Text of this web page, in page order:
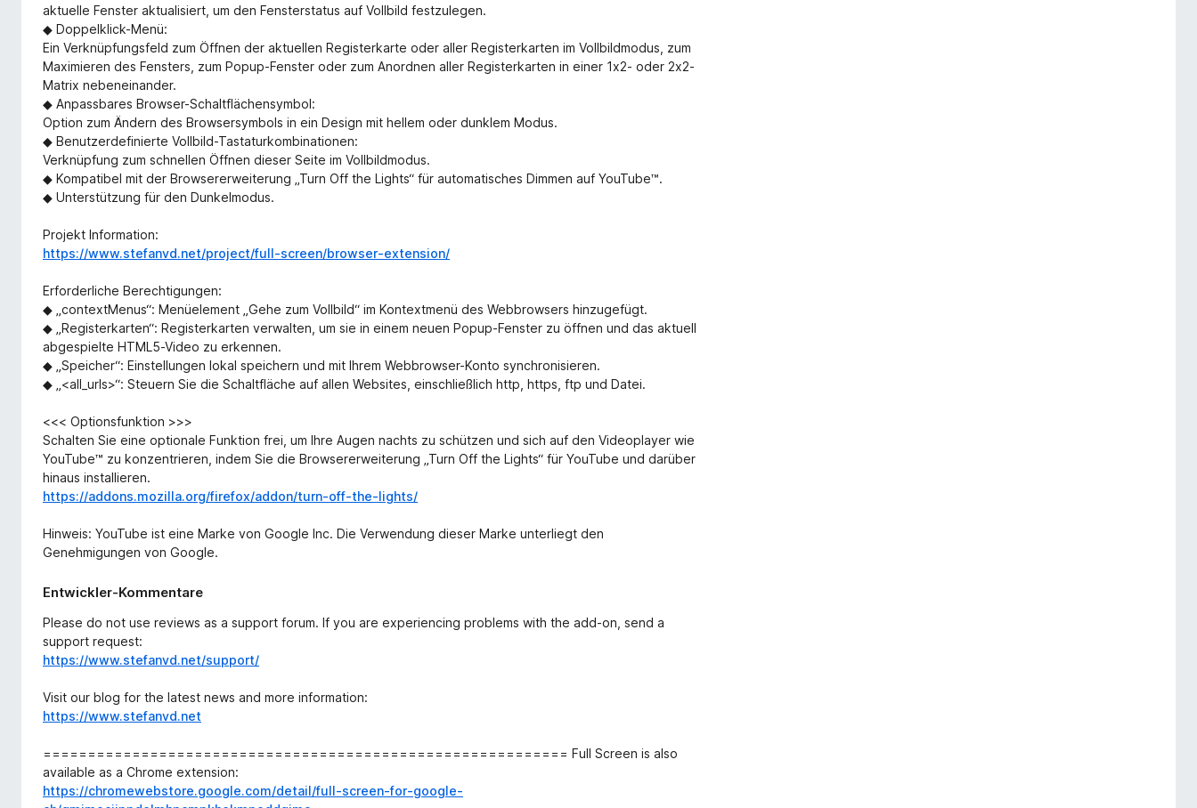
aktuelle Fenster aktualisiert, um den Fensterstatus auf Vollbild festzulegen.
◆ Doppelklick-Menü:
Ein Verknüpfungsfeld zum Öffnen der aktuellen Registerkarte oder aller Registerkarten im Vollbildmodus, zum
Maximieren des Fensters, zum Popup-Fenster oder zum Anordnen aller Registerkarten in einer 1x2- oder 2x2-
Matrix nebeneinander.
◆ Anpassbares Browser-Schaltflächensymbol:
Option zum Ändern des Browsersymbols in ein Design mit hellem oder dunklem Modus.
◆ Benutzerdefinierte Vollbild-Tastaturkombinationen:
Verknüpfung zum schnellen Öffnen dieser Seite im Vollbildmodus.
◆ Kompatibel mit der Browsererweiterung „Turn Off the Lights“ für automatisches Dimmen auf YouTube™.
◆ Unterstützung für den Dunkelmodus.
Projekt Information:
https://www.stefanvd.net/project/full-screen/browser-extension/
Erforderliche Berechtigungen:
◆ „contextMenus“: Menüelement „Gehe zum Vollbild“ im Kontextmenü des Webbrowsers hinzugefügt.
◆ „Registerkarten“: Registerkarten verwalten, um sie in einem neuen Popup-Fenster zu öffnen und das aktuell
abgespielte HTML5-Video zu erkennen.
◆ „Speicher“: Einstellungen lokal speichern und mit Ihrem Webbrowser-Konto synchronisieren.
◆ „<all_urls>“: Steuern Sie die Schaltfläche auf allen Websites, einschließlich http, https, ftp und Datei.
<<< Optionsfunktion >>>
Schalten Sie eine optionale Funktion frei, um Ihre Augen nachts zu schützen und sich auf den Videoplayer wie
YouTube™ zu konzentrieren, indem Sie die Browsererweiterung „Turn Off the Lights“ für YouTube und darüber
hinaus installieren.
https://addons.mozilla.org/firefox/addon/turn-off-the-lights/
Hinweis: YouTube ist eine Marke von Google Inc. Die Verwendung dieser Marke unterliegt den
Genehmigungen von Google.
Entwickler-Kommentare
Please do not use reviews as a support forum. If you are experiencing problems with the add-on, send a
support request:
https://www.stefanvd.net/support/
Visit our blog for the latest news and more information:
https://www.stefanvd.net
=========================================================== Full Screen is also
available as a Chrome extension:
https://chromewebstore.google.com/detail/full-screen-for-google-